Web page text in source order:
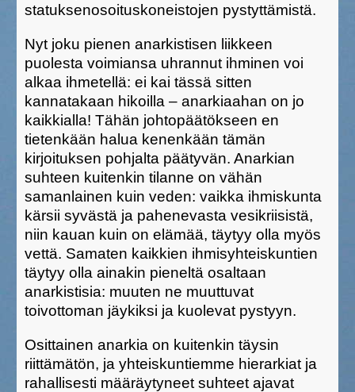
statuksenosoituskoneistojen pystyttämistä.
Nyt joku pienen anarkistisen liikkeen
puolesta voimiansa uhrannut ihminen voi
alkaa ihmetellä: ei kai tässä sitten
kannatakaan hikoilla – anarkiaahan on jo
kaikkialla! Tähän johtopäätökseen en
tietenkään halua kenenkään tämän
kirjoituksen pohjalta päätyvän. Anarkian
suhteen kuitenkin tilanne on vähän
samanlainen kuin veden: vaikka ihmiskunta
kärsii syvästä ja pahenevasta vesikriisistä,
niin kauan kuin on elämää, täytyy olla myös
vettä. Samaten kaikkien ihmisyhteiskuntien
täytyy olla ainakin pieneltä osaltaan
anarkistisia: muuten ne muuttuvat
toivottoman jäykiksi ja kuolevat pystyyn.
Osittainen anarkia on kuitenkin täysin
riittämätön, ja yhteiskuntiemme hierarkiat ja
rahallisesti määräytyneet suhteet ajavat